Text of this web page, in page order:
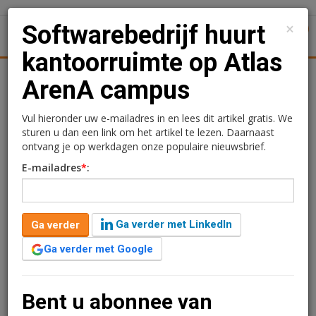
Softwarebedrijf huurt
kantoorruimte op Atlas
ArenA campus
Redactie
19 juni 2025 om 10:00
1 minuut leestijd
Atlas ArenA Amsterdam heeft een langdurige
op de zevende verdieping van gebouw America, aan de
×
Softwarebedrijf huurt
kantoorruimte op Atlas
ArenA campus
Vul hieronder uw e-mailadres in en lees dit artikel gratis. We
sturen u dan een link om het artikel te lezen. Daarnaast
ontvang je op werkdagen onze populaire nieuwsbrief.
E-mailadres*:
Ga verder
Ga verder met LinkedIn
Ga verder met Google
Bent u abonnee van